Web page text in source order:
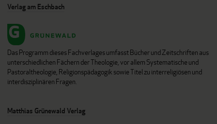
Verlag am Eschbach
Das Programm dieses Fachverlages umfasst Bücher und Zeitschriften aus
unterschiedlichen Fächern der Theologie, vor allem Systematische und
Pastoraltheologie, Religionspädagogik sowie Titel zu interreligiösen und
interdisziplinären Fragen.
Matthias Grünewald Verlag